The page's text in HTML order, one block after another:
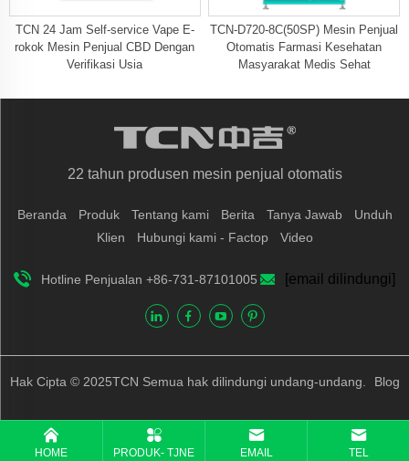
TCN 24 Jam Self-service Vape E-
rokok Mesin Penjual CBD Dengan
Verifikasi Usia
TCN-D720-8C(50SP) Mesin Penjual
Otomatis Farmasi Kesehatan
Masyarakat Medis Sehat
22 tahun produsen mesin penjual otomatis
Beranda Produk Tentang kami Berita Tanya Jawab
Unduh
Klien
Hubungi kami - Factop Video
Hotline Penjualan +86-731-87101005 [email dilindungi]
Hak Cipta © 2025TCN Semua hak dilindungi undang-undang. Blog
HOME PRODUK- TJNE EMAIL TEL